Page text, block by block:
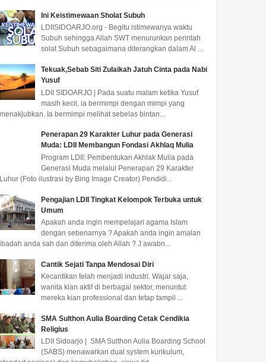
Ini Keistimewaan Sholat Subuh
LDIISIDOARJO.org - Begitu istimewanya waktu
Subuh sehingga Allah SWT menurunkan perintah
solat Subuh sebagaimana diterangkan dalam Al ...
Tekuak,Sebab Siti Zulaikah Jatuh Cinta pada Nabi
Yusuf
LDII SIDOARJO | Pada suatu malam ketika Yusuf
masih kecil, ia bermimpi dengan mimpi yang
menakjubkan. Ia bermimpi melihat sebelas bintan...
Penerapan 29 Karakter Luhur pada Generasi
Muda: LDII Membangun Fondasi Akhlaq Mulia
Program LDII: Pembentukan Akhlak Mulia pada
Generasi Muda melalui Penerapan 29 Karakter
Luhur (Foto ilustrasi by Bing Image Creator) Pendidi...
Pengajian LDII Tingkat Kelompok Terbuka untuk
Umum
Apakah anda ingin mempelajari agama Islam
dengan sebenarnya ? Apakah anda ingin amalan
ibadah anda sah dan diterima oleh Allah ? J awabn...
Cantik Sejati Tanpa Mendosai Diri
Kecantikan telah menjadi industri. Wajar saja,
wanita kian aktif di berbagai sektor, menuntut
mereka kian professional dan tetap tampil ...
SMA Sulthon Aulia Boarding Cetak Cendikia
Religius
LDII Sidoarjo | SMA Sulthon Aulia Boarding School
(SABS) menawarkan dual system kurikulum,